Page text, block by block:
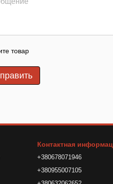
товар
Контактная
+380678071946
+380955007105